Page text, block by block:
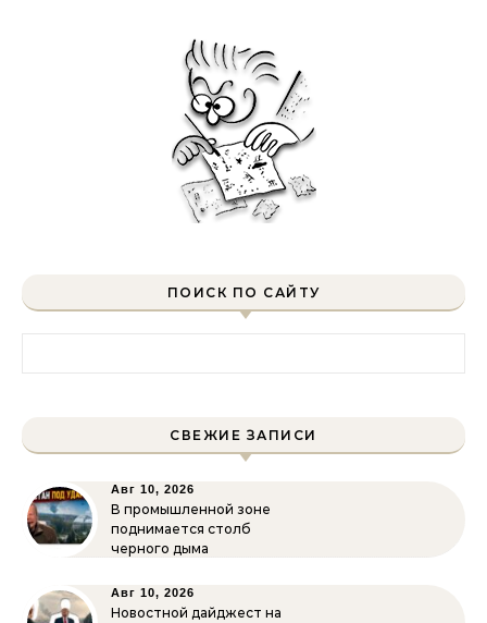
ПОИСК ПО САЙТУ
СВЕЖИЕ ЗАПИСИ
Авг 10, 2026
В промышленной зоне
поднимается столб
черного дыма
Авг 10, 2026
Новостной дайджест на